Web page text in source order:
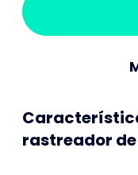
rastreador